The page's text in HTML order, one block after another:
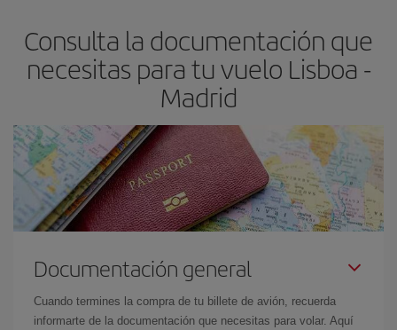
avión más baratos te saldrán. Además, si buscas los vuelos con
las fechas y los horarios del viaje un poco abiertos, podráselegir
el precio más barato.
Consulta la documentación que
necesitas para tu vuelo Lisboa -
Madrid
Documentación general
Cuando termines la compra de tu billete de avión, recuerda
informarte de la documentación que necesitas para volar. Aquí